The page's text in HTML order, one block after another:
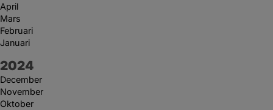
April
Mars
Februari
Januari
År:
2024
December
November
Oktober